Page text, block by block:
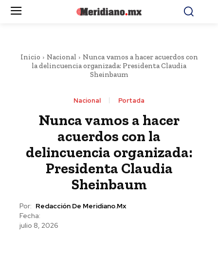
Inicio Nacional
Nunca vamos a hacer acuerdos con
la delincuencia organizada: Presidenta Claudia
Sheinbaum
Nacional Portada
Nunca vamos a hacer
acuerdos con la
delincuencia organizada:
Presidenta Claudia
Sheinbaum
Por: Redacción De Meridiano.mx
Fecha:
julio 8, 2026